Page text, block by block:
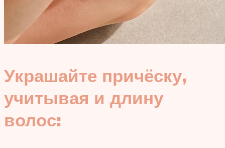
Украшайте причёску,
учитывая и длину
волос: